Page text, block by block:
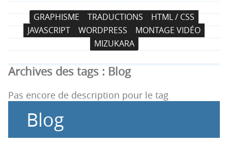
n
N
a
v
i
g
a
t
i
p
A
l
l
e
r
a
u
c
t
GRAPHISME TRADUCTIONS
HTML / CSS
JAVASCRIPT
WORDPRESS
MONTAGE VIDÉO
MIZUKARA
Archives des tags : Blog
Pas encore de description pour le tag
Blog